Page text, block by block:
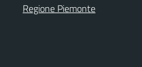
Regione Piemonte